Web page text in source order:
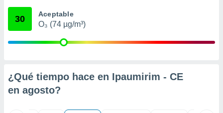
mediante
publicidad
30 Aceptable
O₃ (74 µg/m³)
¿Qué tiempo hace en Ipaumirim - CE
en agosto?